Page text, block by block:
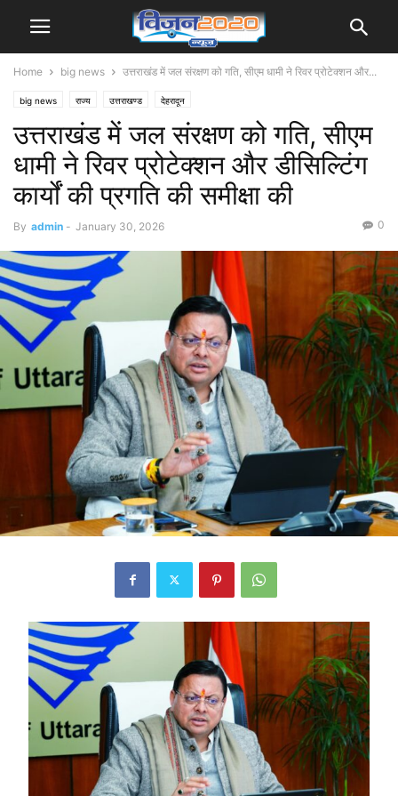
Home big news उत्तराखंड में जल संरक्षण को गति, सीएम धामी ने रिवर प्रोटेक्शन और...
big news राज्य उत्तराखण्ड देहरादून
उत्तराखंड में जल संरक्षण को गति, सीएम
धामी ने रिवर प्रोटेक्शन और डीसिल्टिंग
कार्यों की प्रगति की समीक्षा की
By admin - January 30, 2026 0